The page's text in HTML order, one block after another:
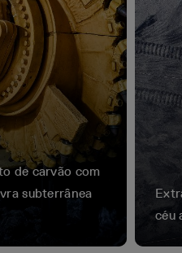
de carvão com
subterrânea
céu